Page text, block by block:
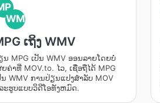
WM
ເຖິງ WMV
ນ MPG ເປັນ WMV ອອນລາຍໂດຍບໍ່
ຍຄ່າທີ່ MOV.to. ໄວ, ເຊື່ອຖືໄດ້ MPG
ນ WMV ການປ່ຽນແປງສໍາລັບ MOV
ະຮູບແບບວິດີໂອທັງຫມົດ.